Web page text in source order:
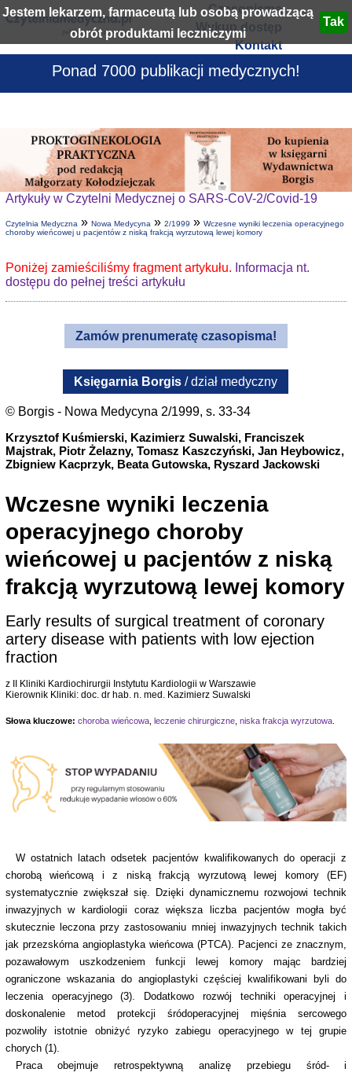
Jestem lekarzem, farmaceutą lub osobą prowadzącą
obrót produktami leczniczymi
Czasopisma
Wykup dostęp
Kontakt
Ponad 7000 publikacji medycznych!
Artykuły w Czytelni Medycznej o SARS-CoV-2/Covid-19
Czytelnia Medyczna» Nowa Medycyna» 2/1999 » Wczesne wyniki leczenia operacyjnego
choroby wieńcowej u pacjentów z niską frakcją wyrzutową lewej komory
Poniżej zamieściliśmy fragment artykułu. Informacja nt.
dostępu do pełnej treści artykułu
Zamów prenumeratę czasopisma!
Księgarnia Borgis / dział medyczny
© Borgis - Nowa Medycyna 2/1999, s. 33-34
Krzysztof Kuśmierski, Kazimierz Suwalski, Franciszek
Majstrak, Piotr Żelazny, Tomasz Kaszczyński, Jan Heybowicz,
Zbigniew Kacprzyk, Beata Gutowska, Ryszard Jackowski
Wczesne wyniki leczenia
operacyjnego choroby
wieńcowej u pacjentów z niską
frakcją wyrzutową lewej komory
Early results of surgical treatment of coronary
artery disease with patients with low ejection
fraction
z II Kliniki Kardiochirurgii Instytutu Kardiologii w Warszawie
Kierownik Kliniki: doc. dr hab. n. med. Kazimierz Suwalski
Słowa kluczowe: choroba wieńcowa, leczenie chirurgiczne, niska frakcja wyrzutowa.
W ostatnich latach odsetek pacjentów kwalifikowanych do operacji z
chorobą wieńcową i z niską frakcją wyrzutową lewej komory (EF)
systematycznie zwiększał się. Dzięki dynamicznemu rozwojowi technik
inwazyjnych w kardiologii coraz większa liczba pacjentów mogła być
skutecznie leczona przy zastosowaniu mniej inwazyjnych technik takich
jak przezskórna angioplastyka wieńcowa (PTCA). Pacjenci ze znacznym,
pozawałowym uszkodzeniem funkcji lewej komory mając bardziej
ograniczone wskazania do angioplastyki częściej kwalifikowani byli do
leczenia operacyjnego (3). Dodatkowo rozwój techniki operacyjnej i
doskonalenie metod protekcji śródoperacyjnej mięśnia sercowego
pozwoliły istotnie obniżyć ryzyko zabiegu operacyjnego w tej grupie
chorych (1).
Praca obejmuje retrospektywną analizę przebiegu śród- i